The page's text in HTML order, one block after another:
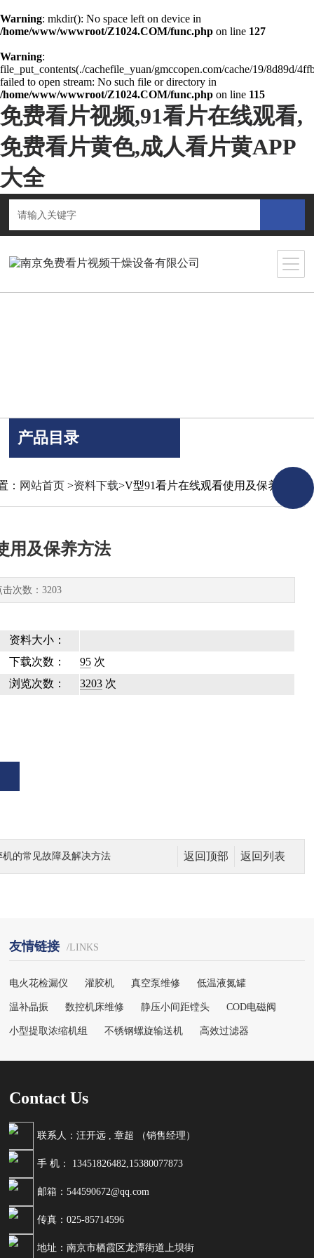
Warning: mkdir(): No space left on device in
/home/www/wwwroot/Z1024.COM/func.php on line 127
Warning:
file_put_contents(./cachefile_yuan/gmccopen.com/cache/19/8d89d/
failed to open stream: No such file or directory in
/home/www/wwwroot/Z1024.COM/func.php on line 115
免费看片视频,91看片在线观看,
免费看片黄色,成人看片黄APP
大全
产品目录
： 网站首页>资料下载>V型91看片在线观看使用及保养方法
用及保养方法
次数：3203
资料大小：
下载次数：
95次
浏览次数：
3203次
返回列表
返回顶部
机的常见故障及解决方法
友情链接 /LINKS
电火花检漏仪 灌胶机 真空泵维修 低温液氮罐
温补晶振 数控机床维修 静压小间距镗头 COD电磁阀
小型提取浓缩机组 不锈钢螺旋输送机 高效过滤器
Contact Us
联系人：汪开远 , 章超 （销售经理）
手 机： 13451826482,15380077873
邮箱：544590672@qq.com
传真：025-85714596
地址：南京市栖霞区龙潭街道上坝街